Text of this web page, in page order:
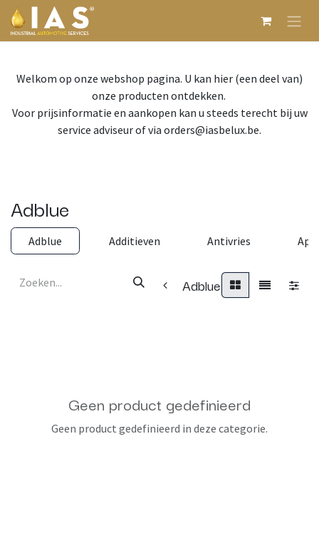
Overslaan naar inhoud
Welkom op onze webshop pagina. U kan hier (een deel van)
onze producten ontdekken.
Voor prijsinformatie en aankopen kan u steeds terecht bij uw
service adviseur of via orders@iasbelux.be.
Adblue
Adblue Additieven Antivries
Adblue
Geen product gedefinieerd
Geen product gedefinieerd in deze categorie.